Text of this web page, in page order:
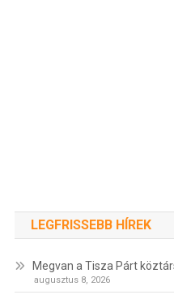
LEGFRISSEBB HÍREK
Megvan a Tisza Párt
augusztus 8, 2026